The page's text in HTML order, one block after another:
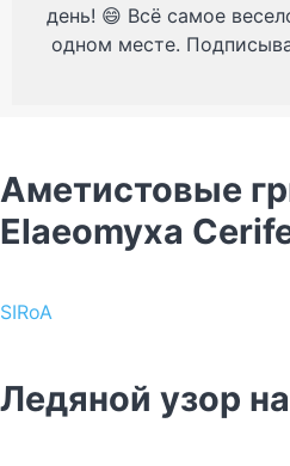
день! 😄 Всё самое
одном месте.
Аметистовые
Elaeomyxa
SIRoA
Ледяной узор